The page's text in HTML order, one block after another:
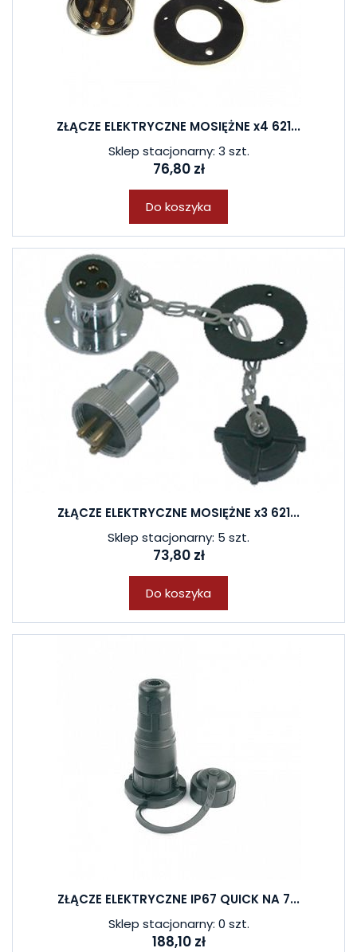
ZŁĄCZE ELEKTRYCZNE MOSIĘŻNE x4 621...
Sklep stacjonarny: 3 szt.
76,80 zł
Do koszyka
ZŁĄCZE ELEKTRYCZNE MOSIĘŻNE x3 621...
Sklep stacjonarny: 5 szt.
73,80 zł
Do koszyka
ZŁĄCZE ELEKTRYCZNE IP67 QUICK NA 7...
Sklep stacjonarny: 0 szt.
188,10 zł